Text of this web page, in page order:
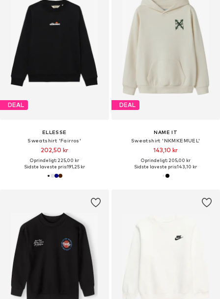
DEAL
ELLESSE
Sweatshirt 'Fairros'
202,50 kr
Oprindeligt: 225,00 kr
Sidste laveste pris:191,25 kr
DEAL
NAME IT
Sweatshirt 'NKMKEMUEL'
143,10 kr
Oprindeligt: 205,00 kr
Sidste laveste pris:143,10 kr